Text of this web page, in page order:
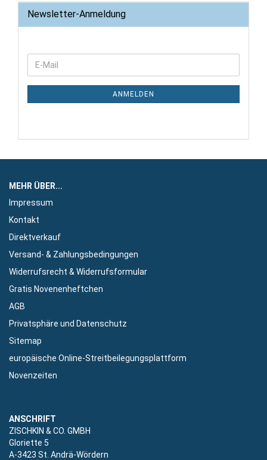
Newsletter-Anmeldung
WEITER
ZUR
NEWSLETTER-
E-
Mail
ANMELDEN
MEHR ÜBER...
Impressum
Kontakt
Direktverkauf
Versand- & Zahlungsbedingungen
Widerrufsrecht & Widerrufsformular
Gratis Novenenheftchen
AGB
Privatsphäre und Datenschutz
Sitemap
europäische Online-Streitbeilegungsplattform
Novenzeiten
ANSCHRIFT
ZISCHKIN & CO. GMBH
Gloriette 5
A-3423 St. Andrä-Wördern